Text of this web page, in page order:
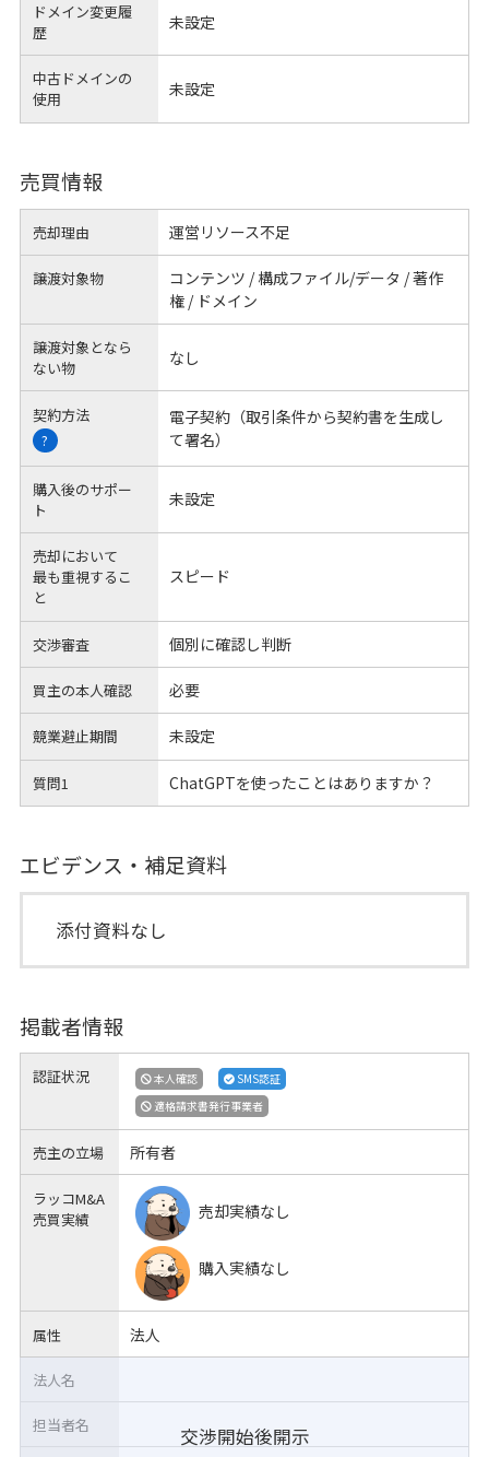
ドメイン変更履
歴
未設定
中古ドメインの
使用
未設定
売買情報
売却理由 運営リソース不足
譲渡対象物
コンテンツ / 構成ファイル/データ / 著作
権 / ドメイン
譲渡対象となら
ない物
なし
契約方法
?
電子契約（取引条件から契約書を生成し
て署名）
購入後のサポー
ト
未設定
売却において
最も重視するこ
と
スピード
交渉審査 個別に確認し判断
買主の本人確認 必要
競業避止期間 未設定
質問1 ChatGPTを使ったことはありますか？
エビデンス・補足資料
添付資料なし
掲載者情報
認証状況 本人確認
SMS認証
適格請求書発行事業者
売主の立場 所有者
ラッコM&A
売買実績
売却実績なし
購入実績なし
属性 法人
交渉開始後開示
法人名
担当者名